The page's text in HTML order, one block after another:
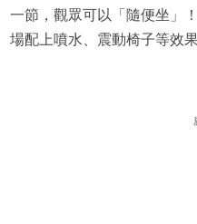
一節，觀眾可以「隨便坐」
場配上噴水、震動椅子等效